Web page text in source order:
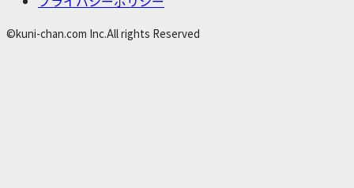
©kuni-chan.com Inc.All rights Reserved